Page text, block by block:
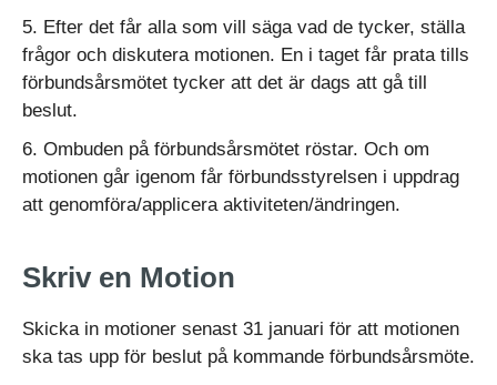
5. Efter det får alla som vill säga vad de tycker, ställa
frågor och diskutera motionen. En i taget får prata tills
förbundsårsmötet tycker att det är dags att gå till
beslut.
6. Ombuden på förbundsårsmötet röstar. Och om
motionen går igenom får förbundsstyrelsen i uppdrag
att genomföra/applicera aktiviteten/ändringen.
Skriv en Motion
Skicka in motioner senast 31 januari för att motionen
ska tas upp för beslut på kommande förbundsårsmöte.